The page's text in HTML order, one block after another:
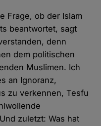
Frage, ob der Islam
beantwortet, sagt
denn
dem politischen
Muslimen. Ich
an Ignoranz,
zu verkennen, Tesfu
zuletzt: Was hat